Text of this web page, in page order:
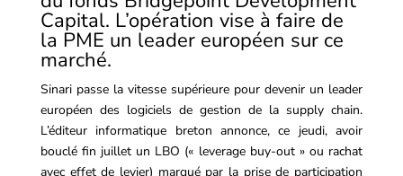
Capital. L’opération vise à faire de
la PME un leader européen sur ce
marché.
Sinaripasse la vitesse supérieure pour devenir un leader
européen des logiciels de gestion de la supply chain.
L’éditeur informatique breton annonce, ce jeudi, avoir
bouclé fin juillet un LBO (« leverage buy-out » ou rachat
avec effet de levier) marqué par la prise de participation